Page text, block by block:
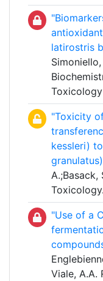
latirostris
"Toxicity
kessleri)
A.;Basack,
"Use of a
Viale, A.A.